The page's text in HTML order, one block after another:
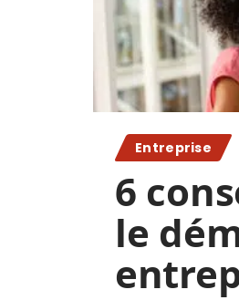
Entreprise
6
le